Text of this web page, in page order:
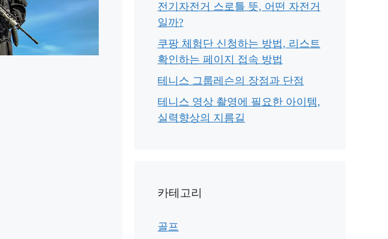
전기자전거 스로틀 뜻, 어떤 자전거
일까?
쿠팡 체험단 신청하는 방법, 리스트
확인하는 페이지 접속 방법
테니스 그룹레슨의 장점과 단점
테니스 영상 촬영에 필요한 아이템,
실력향상의 지름길
카테고리
골프